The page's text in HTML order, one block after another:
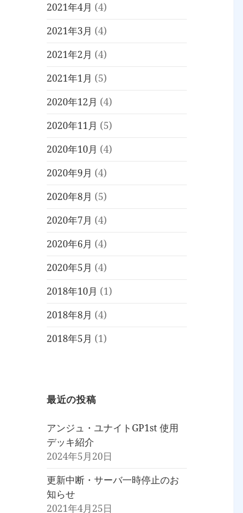
2021年4月 (4)
2021年3月 (4)
2021年2月 (4)
2021年1月 (5)
2020年12月 (4)
2020年11月 (5)
2020年10月 (4)
2020年9月 (4)
2020年8月 (5)
2020年7月 (4)
2020年6月 (4)
2020年5月 (4)
2018年10月 (1)
2018年8月 (4)
2018年5月 (1)
最近の投稿
アンジュ・ユナイトGP1st 使用
デッキ紹介
2024年5月20日
更新中断・サーバ一時停止のお
知らせ
2021年4月25日